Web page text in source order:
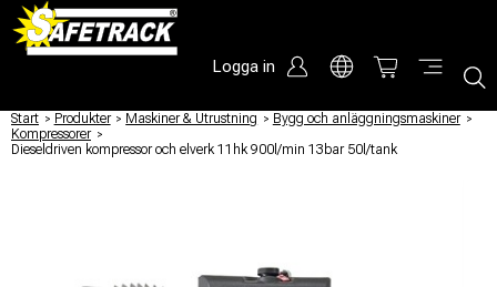
Logga in
Start / Produkter / Maskiner & Utrustning / Bygg och anläggningsmaskiner /
Kompressorer /
Dieseldriven kompressor och elverk 11hk 900l/min 13bar 50l/tank